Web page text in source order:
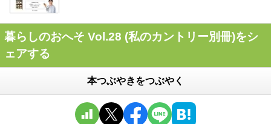
暮らしのおへそ Vol.28 (私のカントリー別冊)をシ
ェアする
本つぶやきをつぶやく